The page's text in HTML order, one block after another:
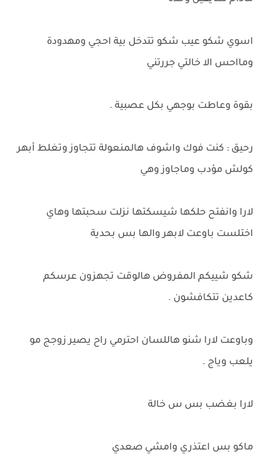
اسوي شكو عيب شكو تتدخل بية احجي ومهدودة
ومااحس الا خالتي جررتني
بقوة وعاطت بوجهي بكل عصبية .
رحيق : كنت فوك واشوف هالمنعولة تتجاوز وتغلط أبهر
كولش مؤدب وماجاوز وهي
لارا وانفتح حلكها شيسكتها نزلت سحبتها وهاي
اختلست باوعت لابهر والها بس بحدية
شكو شييكم المفروض هالوقت تجهزون عرسكم
كاعدين تتكافشون .
وباوعت لارا شنو هاللسان احترمي راح يصير زوجج مو
يلعب وياج .
لارا بغضب بس س خالة
ماكو بس اعتذري وامشي صعدي